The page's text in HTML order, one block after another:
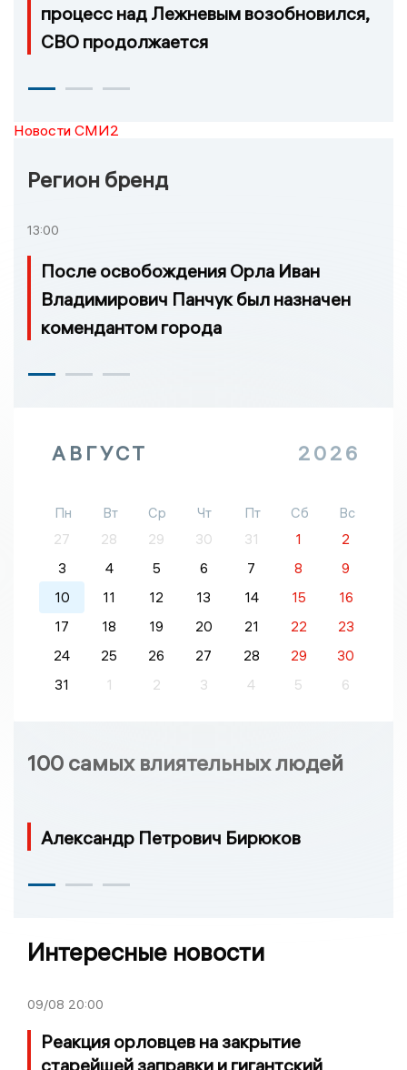
процесс над Лежневым возобновился,
СВО продолжается
Новости СМИ2
Регион бренд
13:00
После освобождения Орла Иван
Владимирович Панчук был назначен
комендантом города
АВГУСТ 2026
Пн Вт Ср Чт Пт Сб
Вс
27
28 29 30 31 1
2
3
4 5 6 7 8
9
10
11 12 13 14 15
16
17
18 19 20 21 22
23
24
25 26 27 28 29
30
31
1 2 3 4 5 6
100 самых влиятельных людей
Александр Петрович Бирюков
Интересные новости
09/08 20:00
Реакция орловцев на закрытие
старейшей заправки и гигантский